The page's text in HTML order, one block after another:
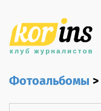
Фотоальбомы>